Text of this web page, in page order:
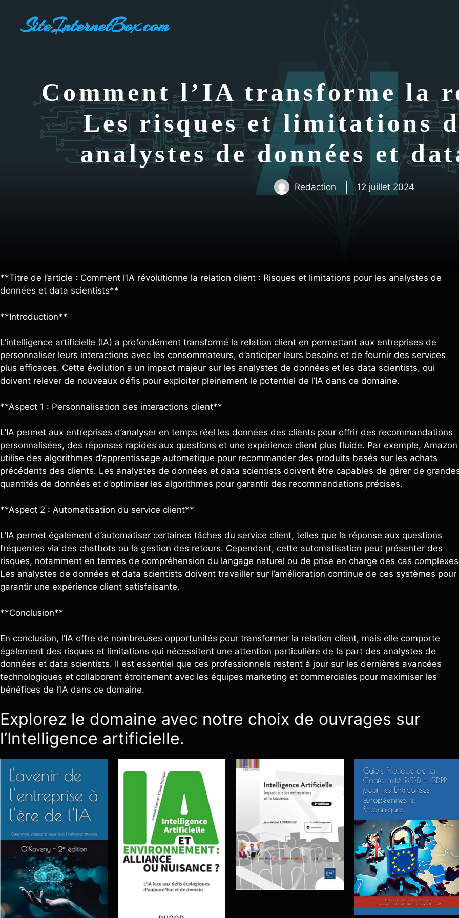
contenuSiteInternetBox.com
Comment l’IA transforme la
Les risques et limitations
analystes de données et
Redaction 12 juillet 2024
**Titre de l’article : Comment l’IA révolutionne la relation client : Risques et limitations pour les analystes de
données et data scientists**
**Introduction**
L’intelligence artificielle (IA) a profondément transformé la relation client en permettant aux entreprises de
personnaliser leurs interactions avec les consommateurs, d’anticiper leurs besoins et de fournir des services
plus efficaces. Cette évolution a un impact majeur sur les analystes de données et les data scientists, qui
doivent relever de nouveaux défis pour exploiter pleinement le potentiel de l’IA dans ce domaine.
**Aspect 1 : Personnalisation des interactions client**
L’IA permet aux entreprises d’analyser en temps réel les données des clients pour offrir des recommandations
personnalisées, des réponses rapides aux questions et une expérience client plus fluide. Par exemple, Amazon
utilise des algorithmes d’apprentissage automatique pour recommander des produits basés sur les achats
précédents des clients. Les analystes de données et data scientists doivent être capables de gérer de
quantités de données et d’optimiser les algorithmes pour garantir des recommandations précises.
**Aspect 2 : Automatisation du service client**
L’IA permet également d’automatiser certaines tâches du service client, telles que la réponse aux questions
fréquentes via des chatbots ou la gestion des retours. Cependant, cette automatisation peut présenter des
risques, notamment en termes de compréhension du langage naturel ou de prise en charge des cas
Les analystes de données et data scientists doivent travailler sur l’amélioration continue de ces systèmes pour
garantir une expérience client satisfaisante.
**Conclusion**
En conclusion, l’IA offre de nombreuses opportunités pour transformer la relation client, mais elle comporte
également des risques et limitations qui nécessitent une attention particulière de la part des analystes de
données et data scientists. Il est essentiel que ces professionnels restent à jour sur les dernières avancées
technologiques et collaborent étroitement avec les équipes marketing et commerciales pour maximiser les
bénéfices de l’IA dans ce domaine.
Explorez le domaine avec notre choix de ouvrages sur
l’Intelligence artificielle.